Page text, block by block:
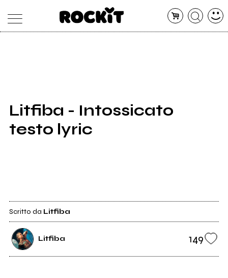
SHOP
RADIO
Litfiba - Intossicato
testo lyric
Scritto da Litfiba
Litfiba 149